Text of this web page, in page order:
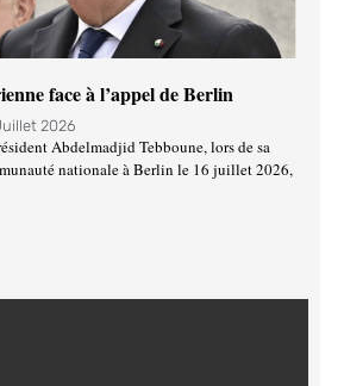
face à l’appel de Berlin
2026
Abdelmadjid Tebboune, lors de sa
nationale à Berlin le 16 juillet 2026,